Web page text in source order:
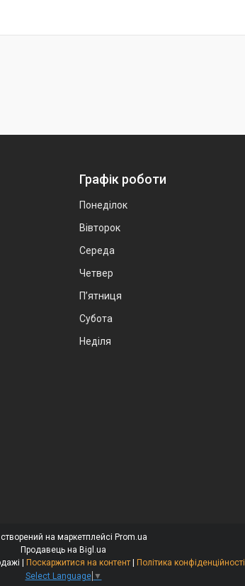
Графік роботи
Понеділок
Вівторок
Середа
Четвер
Пʼятниця
Субота
Неділя
на маркетплейсі Prom.ua
Продавець на Bigl.ua
Поскаржитися на контент
Політика конфіденційності
Select Language ▼